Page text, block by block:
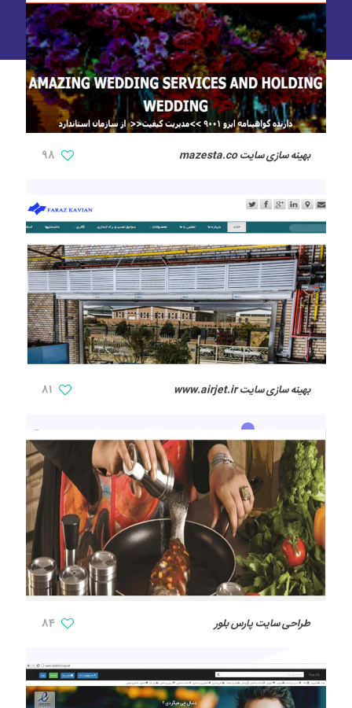
بهینه سازی سایت mazesta.co 98
بهینه سازی سایت www.airjet.ir 81
طراحی سایت پارس بلور 84